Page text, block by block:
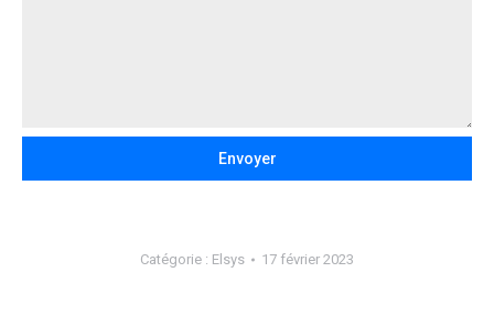
Envoyer
Catégorie : Elsys 17 février 2023